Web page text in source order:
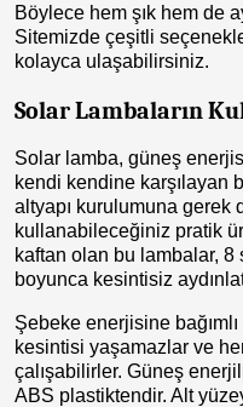
Böylece hem şık hem de
Sitemizde çeşitli
kolayca ulaşabilirsiniz.
Solar Lambaların
Solar lamba, güneş
kendi kendine karşılayan
altyapı kurulumuna gerek
kullanabileceğiniz pratik
kaftan olan bu lambalar, 8
boyunca kesintisiz
Şebeke enerjisine
kesintisi yaşamazlar ve
çalışabilirler. Güneş
ABS plastiktendir. Alt